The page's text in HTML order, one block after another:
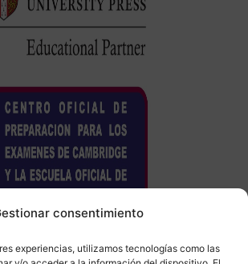
consentimiento
experiencias, utilizamos tecnologías como las